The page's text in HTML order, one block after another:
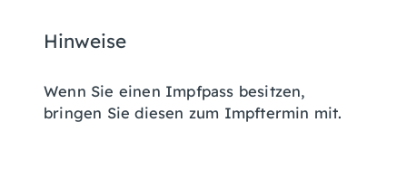
Hinweise
Wenn Sie einen Impfpass besitzen,
bringen Sie diesen zum Impftermin mit.